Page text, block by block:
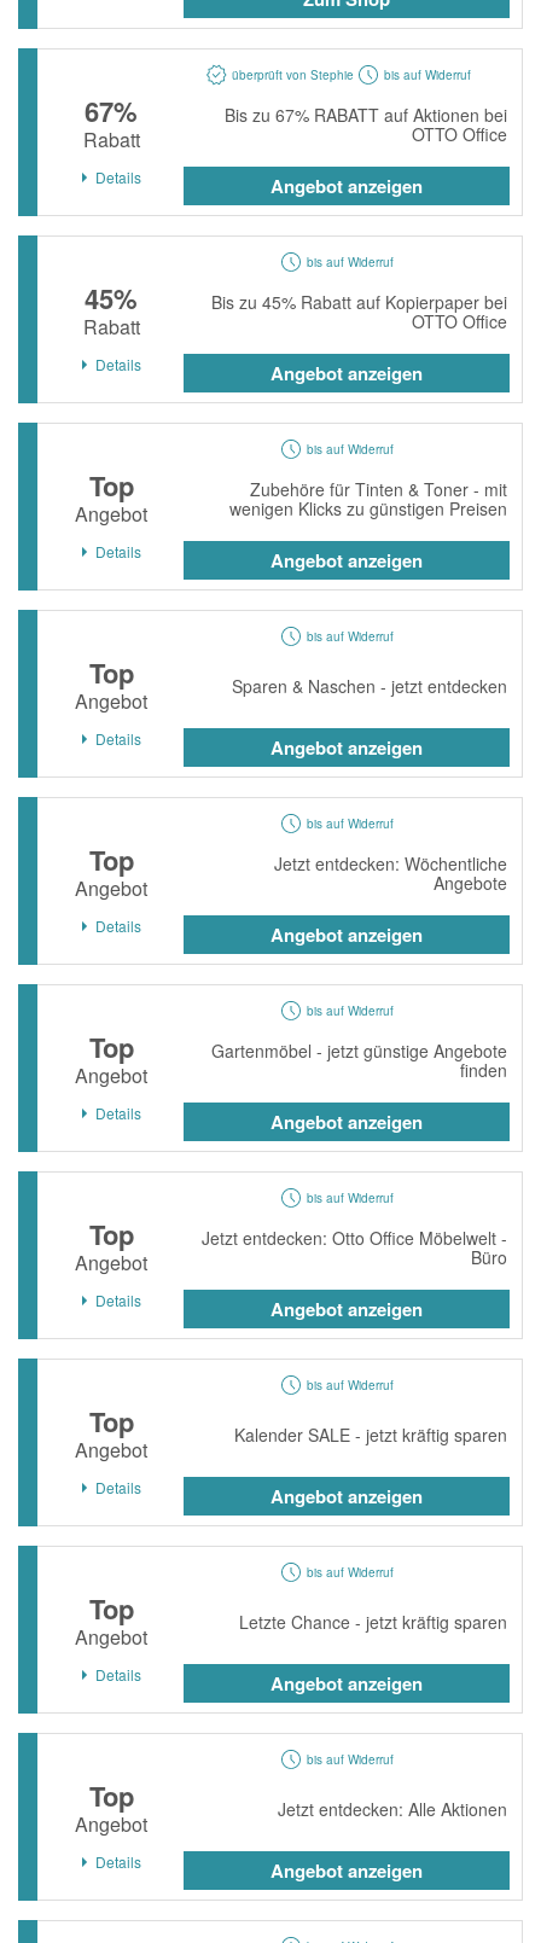
tink
Ankerkraut
ABOUT YOU
Alle Shops anzeigen
überprüft von Stephie bis auf Widerruf
67%
Rabatt
Bis zu 67% RABATT auf Aktionen bei
OTTO Office
Details Angebot anzeigen
bis auf Widerruf
45%
Rabatt
Bis zu 45% Rabatt auf Kopierpaper bei
OTTO Office
Details Angebot anzeigen
bis auf Widerruf
Top
Angebot
Zubehöre für Tinten & Toner - mit
wenigen Klicks zu günstigen Preisen
Details Angebot anzeigen
bis auf Widerruf
Top
Angebot
Sparen & Naschen - jetzt entdecken
Details Angebot anzeigen
bis auf Widerruf
Top
Angebot
Jetzt entdecken: Wöchentliche
Angebote
Details Angebot anzeigen
bis auf Widerruf
Top
Angebot
Gartenmöbel - jetzt günstige Angebote
finden
Details Angebot anzeigen
bis auf Widerruf
Top
Angebot
Jetzt entdecken: Otto Office Möbelwelt -
Büro
Details Angebot anzeigen
bis auf Widerruf
Top
Angebot
Kalender SALE - jetzt kräftig sparen
Details Angebot anzeigen
bis auf Widerruf
Top
Angebot
Letzte Chance - jetzt kräftig sparen
Details Angebot anzeigen
bis auf Widerruf
Top
Angebot
Jetzt entdecken: Alle Aktionen
Details Angebot anzeigen